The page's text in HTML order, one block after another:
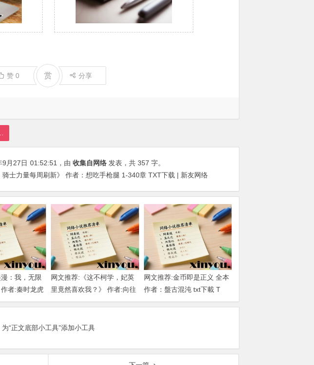
赞 0 赏 分享
9月27日 01:52:51 ，由 收集自网络 发表，共 357 字。
骑士力量每周刷新》 作者：想吃手枪腿 1-340章 TXT下载 | 新友网络
：我，无限
者:秦时龙虎
下载
网文推荐:《这不柯学，妃英
里竟然喜欢我？》 作者:向往
柯南 1-189章 TXT下载
网文推荐:金币即是正义 全本
作者：盤古混沌 txt下載 T
为“正文底部小工具”添加小工具